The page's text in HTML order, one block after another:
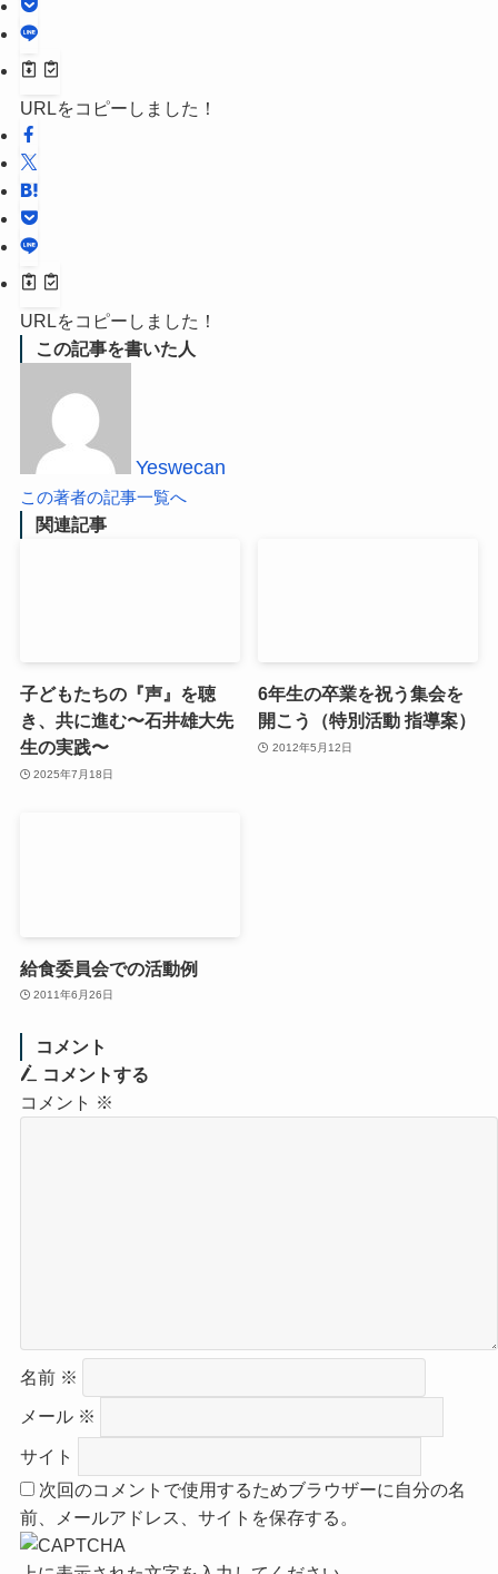
URLをコピーしました！
URLをコピーしました！
この記事を書いた人
Yeswecan
この著者の記事一覧へ
関連記事
子どもたちの『声』を聴
き、共に進む〜石井雄大先
生の実践〜
2025年7月18日
6年生の卒業を祝う集会を
開こう（特別活動 指導案）
2012年5月12日
給食委員会での活動例
2011年6月26日
コメント
コメントする
コメント ※
名前 ※
メール ※
サイト
次回のコメントで使用するためブラウザーに自分の名
前、メールアドレス、サイトを保存する。